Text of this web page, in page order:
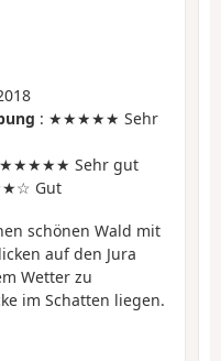
: ★★★★★ Sehr
Sehr gut
Gut
schönen Wald mit
auf den Jura
Wetter zu
im Schatten liegen.